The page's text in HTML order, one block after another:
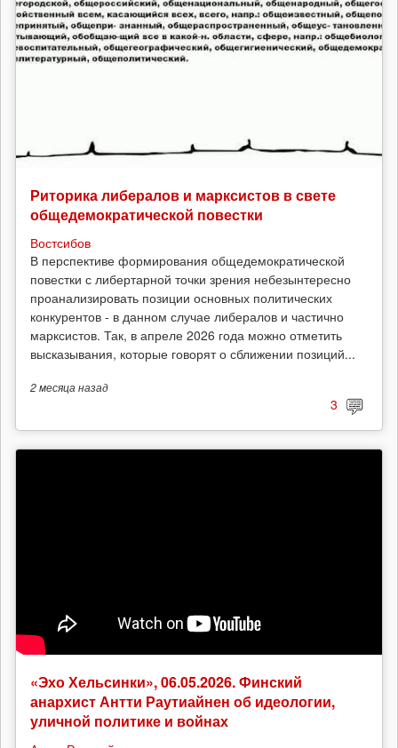
Риторика либералов и марксистов в свете
общедемократической повестки
Востсибов
В перспективе формирования общедемократической
повестки с либертарной точки зрения небезынтересно
проанализировать позиции основных политических
конкурентов - в данном случае либералов и частично
марксистов. Так, в апреле 2026 года можно отметить
высказывания, которые говорят о сближении позиций...
2 месяцаназад
3
«Эхо Хельсинки», 06.05.2026. Финский
анархист Антти Раутиайнен об идеологии,
уличной политике и войнах